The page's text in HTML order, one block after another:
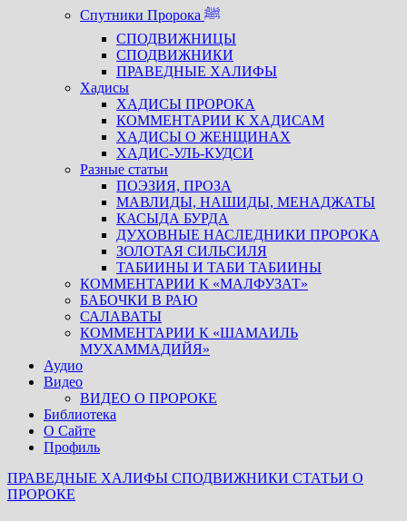
Спутники Пророка ﷺ
СПОДВИЖНИЦЫ
СПОДВИЖНИКИ
ПРАВЕДНЫЕ ХАЛИФЫ
Хадисы
ХАДИСЫ ПРОРОКА
КОММЕНТАРИИ К ХАДИСАМ
ХАДИСЫ О ЖЕНЩИНАХ
ХАДИС-УЛЬ-КУДСИ
Разные статьи
ПОЭЗИЯ, ПРОЗА
МАВЛИДЫ, НАШИДЫ, МЕНАДЖАТЫ
КАСЫДА БУРДА
ДУХОВНЫЕ НАСЛЕДНИКИ ПРОРОКА
ЗОЛОТАЯ СИЛЬСИЛЯ
ТАБИИНЫ И ТАБИ ТАБИИНЫ
КОММЕНТАРИИ К «МАЛФУЗАТ»
БАБОЧКИ В РАЮ
САЛАВАТЫ
КОММЕНТАРИИ К «ШАМАИЛЬ
МУХАММАДИЙЯ»
Аудио
Видео
ВИДЕО О ПРОРОКЕ
Библиотека
О Сайте
Профиль
ПРАВЕДНЫЕ ХАЛИФЫ СПОДВИЖНИКИ СТАТЬИ О
ПРОРОКЕ